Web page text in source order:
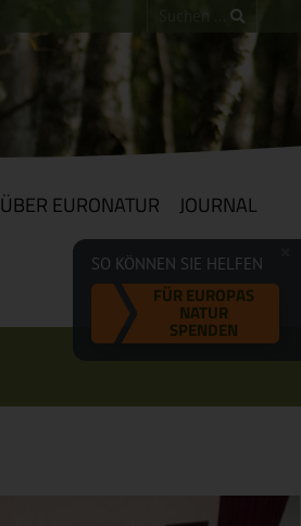
ÜBER EURONATUR JOURNAL
SO KÖNNEN SIE HELFEN
FÜR EUROPAS
NATUR
SPENDEN